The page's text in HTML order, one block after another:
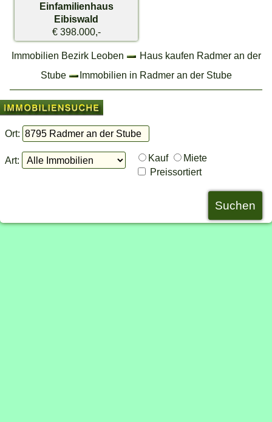
Einfamilienhaus
Eibiswald
€ 398.000,-
Immobilien Bezirk Leoben
Haus kaufen Radmer an der
Stube
Immobilien in Radmer an der Stube
Ort:
Art: Kauf
Miete
Preissortiert